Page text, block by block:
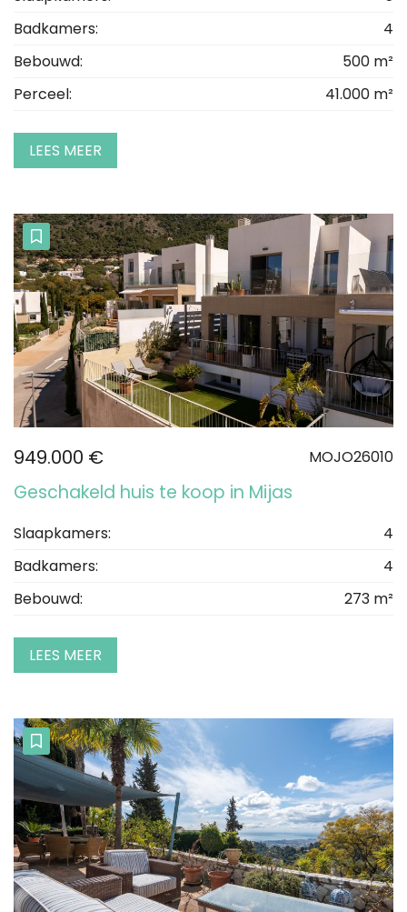
Badkamers:
4
Bebouwd:
500 m²
Perceel:
41.000 m²
LEES MEER
949.000 € MOJO26010
Geschakeld huis te koop in Mijas
Slaapkamers:
4
Badkamers:
4
Bebouwd:
273 m²
LEES MEER